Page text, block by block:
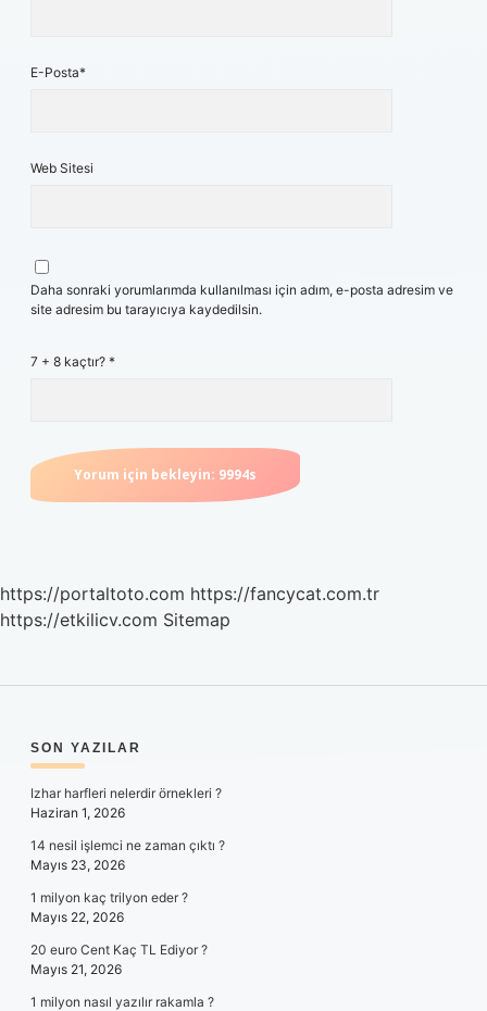
E-Posta*
Web Sitesi
Daha sonraki yorumlarımda kullanılması için adım, e-posta adresim ve
site adresim bu tarayıcıya kaydedilsin.
7 + 8 kaçtır? *
https://portaltoto.com https://fancycat.com.tr
https://etkilicv.com Sitemap
SIDEBAR
SON YAZILAR
Izhar harfleri nelerdir örnekleri ?
Haziran 1, 2026
14 nesil işlemci ne zaman çıktı ?
Mayıs 23, 2026
1 milyon kaç trilyon eder ?
Mayıs 22, 2026
20 euro Cent Kaç TL Ediyor ?
Mayıs 21, 2026
1 milyon nasıl yazılır rakamla ?